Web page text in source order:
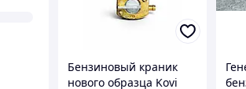
Бензиновый краник
нового образца Kovi